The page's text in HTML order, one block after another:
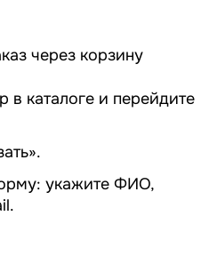
через корзину
в каталоге и перейдите
укажите ФИО,